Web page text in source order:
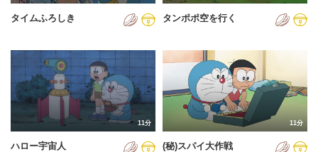
タイムふろしき タンポポ空を行く
11分
ハロー宇宙人
11分
(秘)スパイ大作戦